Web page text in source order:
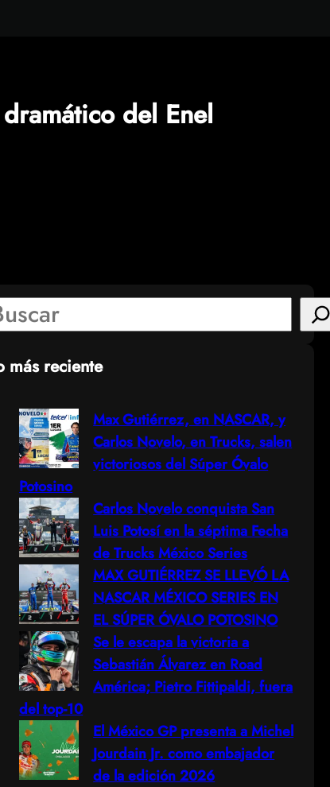
del Enel
más reciente
Max Gutiérrez, en NASCAR, y
Carlos Novelo, en Trucks, salen
victoriosos del Súper Óvalo
Potosino
Carlos Novelo conquista San
Luis Potosí en la séptima Fecha
de Trucks México Series
MAX GUTIÉRREZ SE LLEVÓ LA
NASCAR MÉXICO SERIES EN
EL SÚPER ÓVALO POTOSINO
Se le escapa la victoria a
Sebastián Álvarez en Road
América; Pietro Fittipaldi, fuera
del top-10
El México GP presenta a Michel
Jourdain Jr. como embajador
de la edición 2026